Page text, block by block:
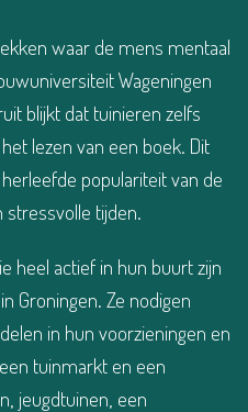
waar de mens mentaal
Wageningen
blijkt dat tuinieren zelfs
lezen van een boek. Dit
populariteit van de
stressvolle tijden.
heel actief in hun buurt zijn
in Groningen. Ze nodigen
in hun voorzieningen en
tuinmarkt en een
jeugdtuinen, een